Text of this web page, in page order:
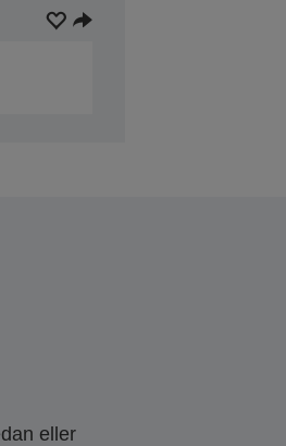
eller